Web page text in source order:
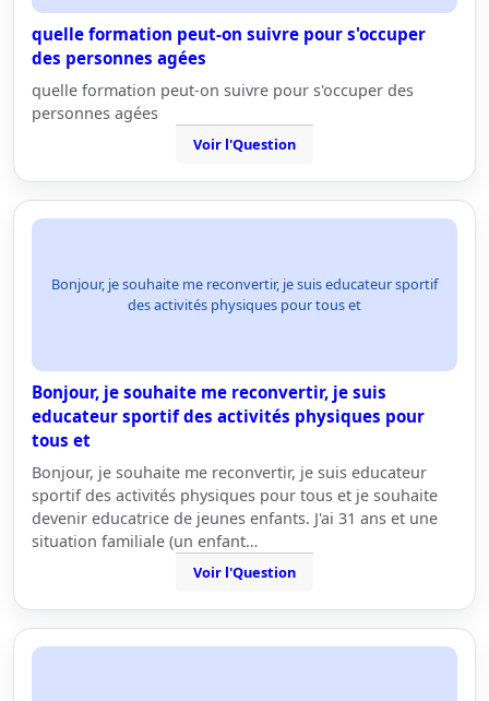
quelle formation peut-on suivre pour s'occuper
des personnes agées
quelle formation peut-on suivre pour s'occuper des
personnes agées
Voir l'Question
Bonjour, je souhaite me reconvertir, je suis educateur sportif
des activités physiques pour tous et
Bonjour, je souhaite me reconvertir, je suis
educateur sportif des activités physiques pour
tous et
Bonjour, je souhaite me reconvertir, je suis educateur
sportif des activités physiques pour tous et je souhaite
devenir educatrice de jeunes enfants. J'ai 31 ans et une
situation familiale (un enfant…
Voir l'Question